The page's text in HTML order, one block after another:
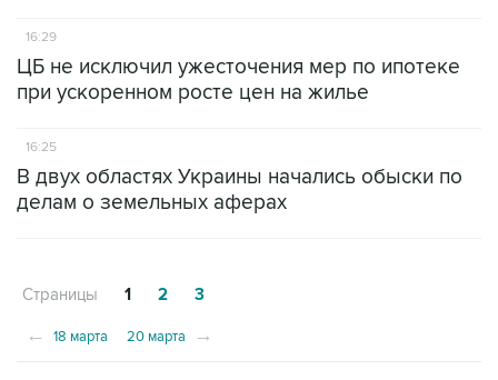
16:29
ЦБ не исключил ужесточения мер по ипотеке
при ускоренном росте цен на жилье
16:25
В двух областях Украины начались обыски по
делам о земельных аферах
Страницы 1 2 3
← 18 марта 20 марта →